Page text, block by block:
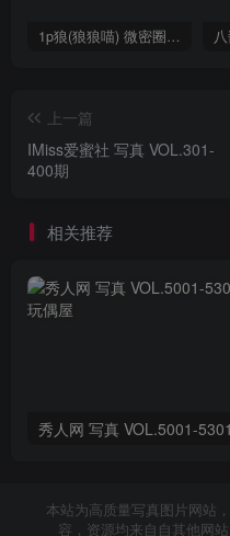
1p狼(狼狼喵) 微密圈/岛遇合集[持续更新2025.08.20]
上一篇
IMiss爱蜜社 写真 VOL.301-
400期
相关推荐
秀人网 写真 VOL.5001-
本站为高质量写真图片网站
容，资源均来自自其他网